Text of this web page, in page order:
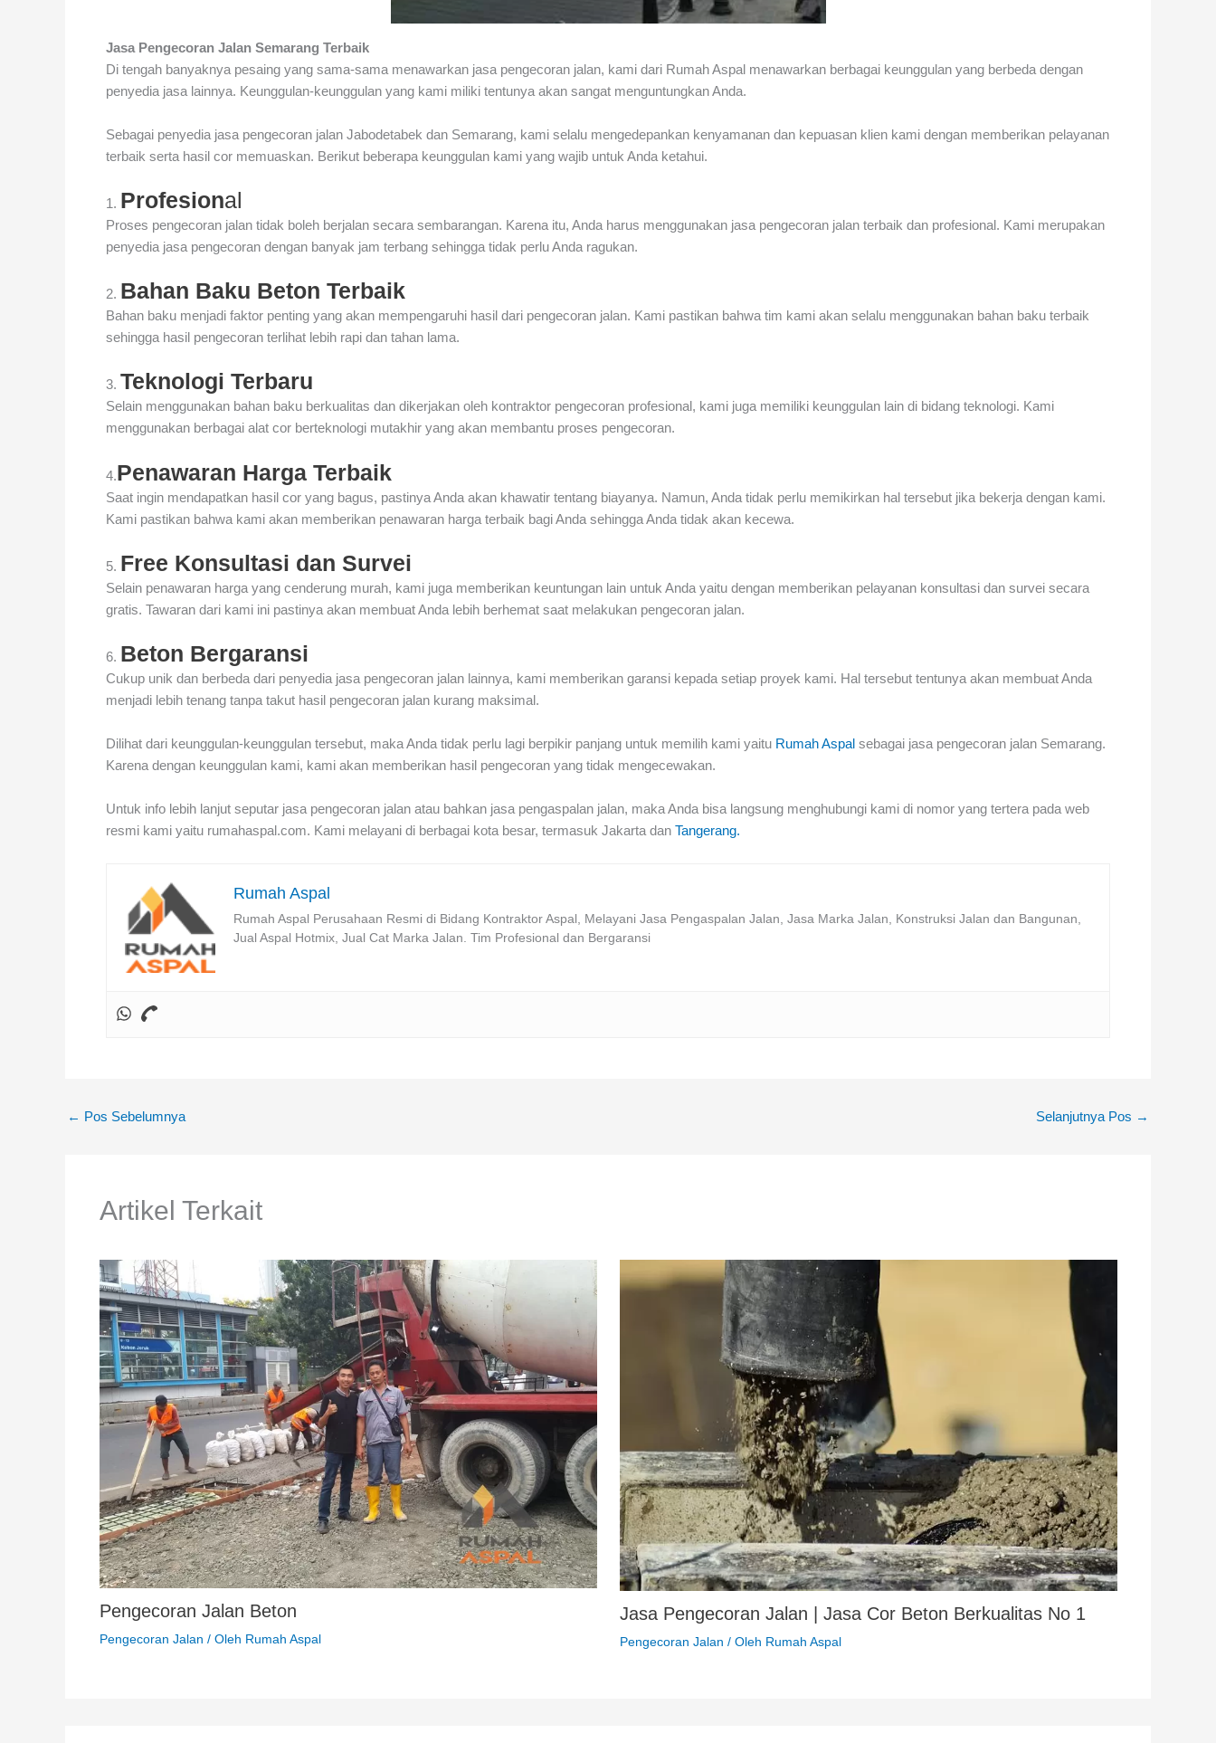
Jasa Pengecoran Jalan Semarang Terbaik
Di tengah banyaknya pesaing yang sama-sama menawarkan jasa pengecoran jalan, kami dari Rumah Aspal menawarkan berbagai keunggulan yang berbeda dengan
penyedia jasa lainnya. Keunggulan-keunggulan yang kami miliki tentunya akan sangat menguntungkan Anda.
Sebagai penyedia jasa pengecoran jalan Jabodetabek dan Semarang, kami selalu mengedepankan kenyamanan dan kepuasan klien kami dengan memberikan pelayanan
terbaik serta hasil cor memuaskan. Berikut beberapa keunggulan kami yang wajib untuk Anda ketahui.
1. Profesional
Proses pengecoran jalan tidak boleh berjalan secara sembarangan. Karena itu, Anda harus menggunakan jasa pengecoran jalan terbaik dan profesional. Kami merupakan
penyedia jasa pengecoran dengan banyak jam terbang sehingga tidak perlu Anda ragukan.
2. Bahan Baku Beton Terbaik
Bahan baku menjadi faktor penting yang akan mempengaruhi hasil dari pengecoran jalan. Kami pastikan bahwa tim kami akan selalu menggunakan bahan baku terbaik
sehingga hasil pengecoran terlihat lebih rapi dan tahan lama.
3. Teknologi Terbaru
Selain menggunakan bahan baku berkualitas dan dikerjakan oleh kontraktor pengecoran profesional, kami juga memiliki keunggulan lain di bidang teknologi. Kami
menggunakan berbagai alat cor berteknologi mutakhir yang akan membantu proses pengecoran.
4.Penawaran Harga Terbaik
Saat ingin mendapatkan hasil cor yang bagus, pastinya Anda akan khawatir tentang biayanya. Namun, Anda tidak perlu memikirkan hal tersebut jika bekerja dengan kami.
Kami pastikan bahwa kami akan memberikan penawaran harga terbaik bagi Anda sehingga Anda tidak akan kecewa.
5. Free Konsultasi dan Survei
Selain penawaran harga yang cenderung murah, kami juga memberikan keuntungan lain untuk Anda yaitu dengan memberikan pelayanan konsultasi dan survei secara
gratis. Tawaran dari kami ini pastinya akan membuat Anda lebih berhemat saat melakukan pengecoran jalan.
6. Beton Bergaransi
Cukup unik dan berbeda dari penyedia jasa pengecoran jalan lainnya, kami memberikan garansi kepada setiap proyek kami. Hal tersebut tentunya akan membuat Anda
menjadi lebih tenang tanpa takut hasil pengecoran jalan kurang maksimal.
Dilihat dari keunggulan-keunggulan tersebut, maka Anda tidak perlu lagi berpikir panjang untuk memilih kami yaitu Rumah Aspal sebagai jasa pengecoran jalan Semarang.
Karena dengan keunggulan kami, kami akan memberikan hasil pengecoran yang tidak mengecewakan.
Untuk info lebih lanjut seputar jasa pengecoran jalan atau bahkan jasa pengaspalan jalan, maka Anda bisa langsung menghubungi kami di nomor yang tertera pada web
resmi kami yaitu rumahaspal.com. Kami melayani di berbagai kota besar, termasuk Jakarta dan Tangerang.
Rumah Aspal
Rumah Aspal Perusahaan Resmi di Bidang Kontraktor Aspal, Melayani Jasa Pengaspalan Jalan, Jasa Marka Jalan, Konstruksi Jalan dan Bangunan,
Jual Aspal Hotmix, Jual Cat Marka Jalan. Tim Profesional dan Bergaransi
← Pos Sebelumnya Selanjutnya Pos →
Artikel Terkait
Pengecoran Jalan Beton
Pengecoran Jalan / Oleh Rumah Aspal
Jasa Pengecoran Jalan | Jasa Cor Beton Berkualitas No 1
Pengecoran Jalan / Oleh Rumah Aspal